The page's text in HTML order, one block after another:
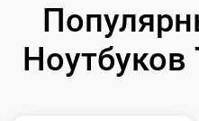
Ноутбуков